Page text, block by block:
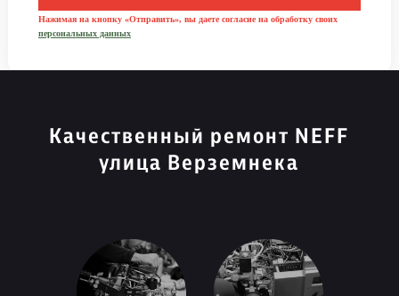
Нажимая на кнопку «Отправить», вы даете согласие на обработку своих
персональных данных
Качественный ремонт NEFF
улица Верземнека